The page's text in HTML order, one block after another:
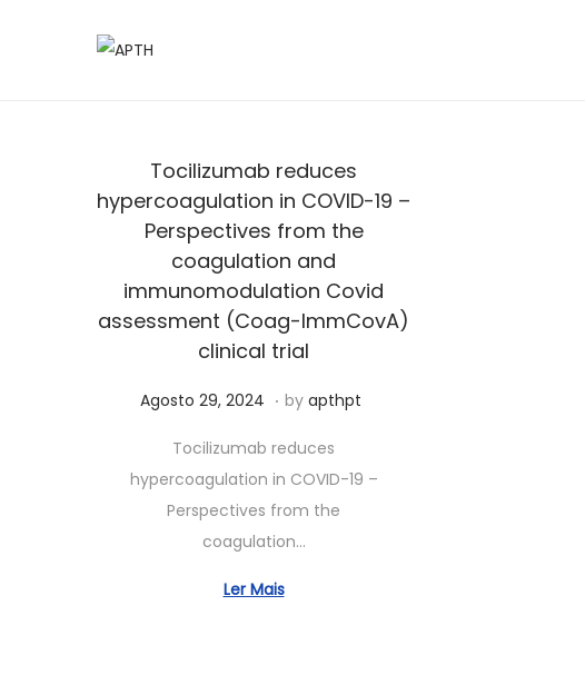
Tocilizumab reduces
hypercoagulation in COVID-19 –
Perspectives from the
coagulation and
immunomodulation Covid
assessment (Coag-ImmCovA)
clinical trial
Posted on
Agosto 29, 2024 S
t
e
m
b
r
. by apthpt
Tocilizumab reduces
hypercoagulation in COVID-19 –
Perspectives from the
coagulation…
Ler Mais